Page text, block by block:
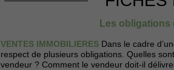
Les obligations
VENTES IMMOBILIERES Dans le cadre
respect de plusieurs obligations. Quelles
vendeur ? Comment le vendeur doit-il